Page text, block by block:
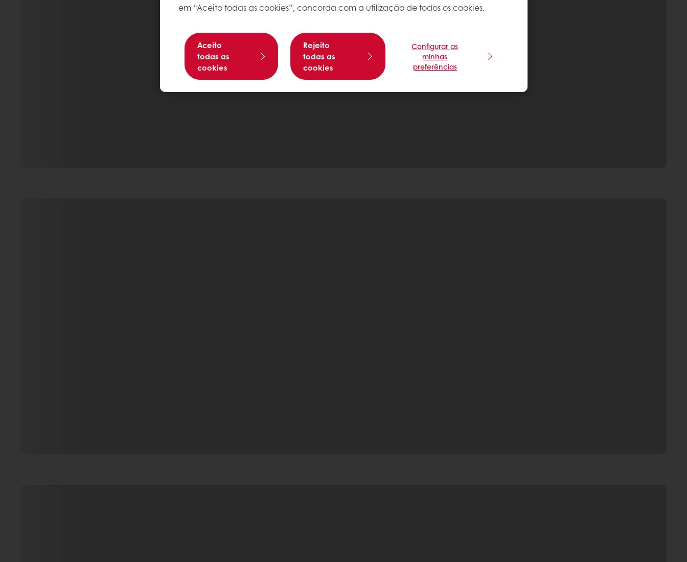
em “Aceito todas as cookies”, concorda com a utilização de todos os cookies.
Aceito
todas as
cookies
Rejeito
todas as
cookies
Configurar as
minhas
preferências